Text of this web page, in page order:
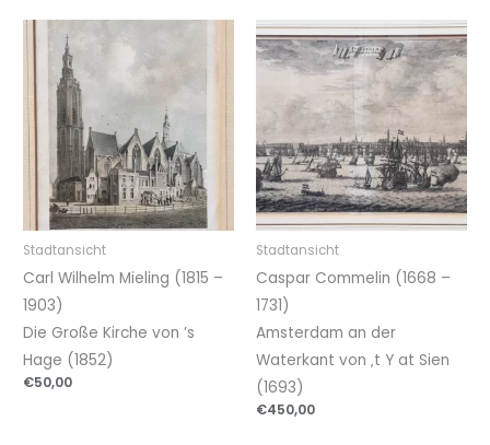
Stadtansicht
Carl Wilhelm Mieling (1815 –
1903)
Die Große Kirche von ’s
Hage (1852)
€50,00
Stadtansicht
Caspar Commelin (1668 –
1731)
Amsterdam an der
Waterkant von ‚t Y at Sien
(1693)
€450,00